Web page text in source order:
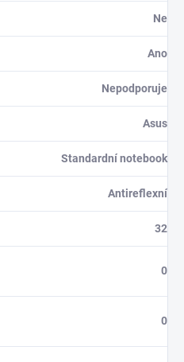
Ne
Ano
Nepodporuje
Asus
Standardní notebook
Antireflexní
32
0
0